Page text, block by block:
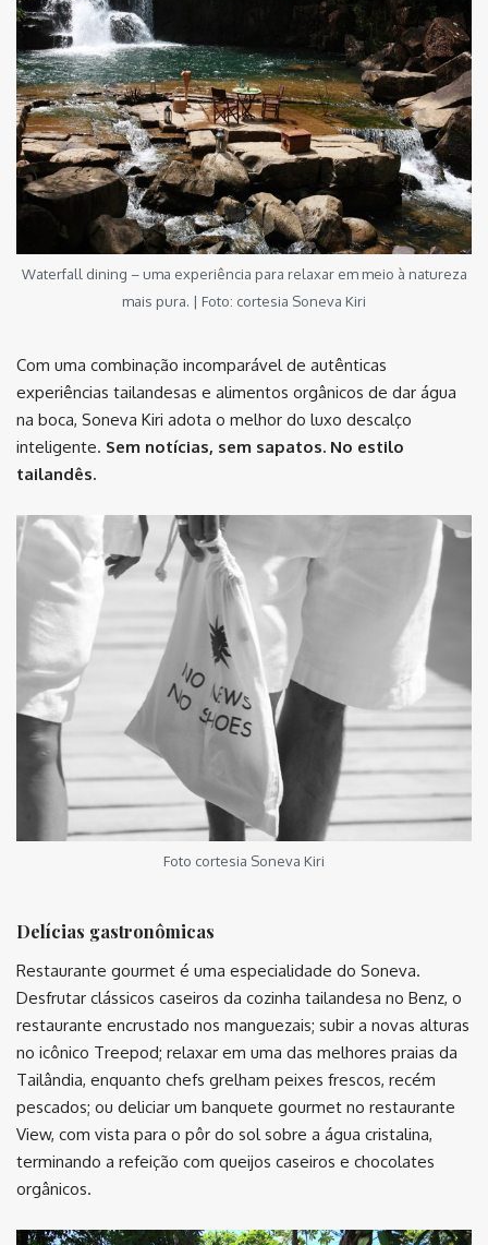
Waterfall dining – uma experiência para relaxar em meio à natureza
mais pura. | Foto: cortesia Soneva Kiri
Com uma combinação incomparável de autênticas
experiências tailandesas e alimentos orgânicos de dar água
na boca, Soneva Kiri adota o melhor do luxo descalço
inteligente. Sem notícias, sem sapatos. No estilo
tailandês.
Foto cortesia Soneva Kiri
Delícias gastronômicas
Restaurante gourmet é uma especialidade do Soneva.
Desfrutar clássicos caseiros da cozinha tailandesa no Benz, o
restaurante encrustado nos manguezais; subir a novas alturas
no icônico Treepod; relaxar em uma das melhores praias da
Tailândia, enquanto chefs grelham peixes frescos, recém
pescados; ou deliciar um banquete gourmet no restaurante
View, com vista para o pôr do sol sobre a água cristalina,
terminando a refeição com queijos caseiros e chocolates
orgânicos.